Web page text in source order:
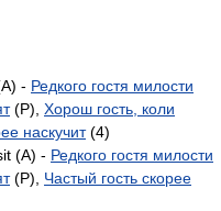
- Редкого гостя милости
(P), Хорош гость, коли
наскучит(4)
(A) - Редкого гостя милости
(P), Частый гость скорее